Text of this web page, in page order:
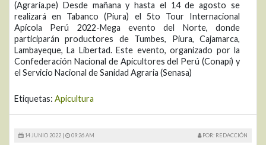
(Agraria.pe) Desde mañana y hasta el 14 de agosto se
realizará en Tabanco (Piura) el 5to Tour Internacional
Apícola Perú 2022-Mega evento del Norte, donde
participarán productores de Tumbes, Piura, Cajamarca,
Lambayeque, La Libertad. Este evento, organizado por la
Confederación Nacional de Apicultores del Perú (Conapi) y
el Servicio Nacional de Sanidad Agraria (Senasa)
Etiquetas: Apicultura
14 JUNIO 2022 | 09:26 AM POR: REDACCIÓN